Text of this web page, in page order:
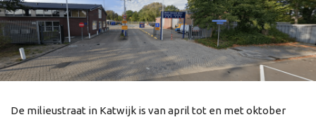
De milieustraat in Katwijk is van april tot en met oktober